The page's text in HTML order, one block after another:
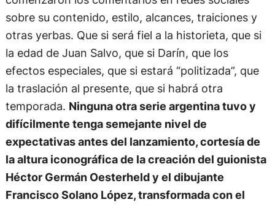
sobre su contenido, estilo, alcances, traiciones y
otras yerbas. Que si será fiel a la historieta, que si
la edad de Juan Salvo, que si Darín, que los
efectos especiales, que si estará “politizada”, que
la traslación al presente, que si habrá otra
temporada. Ninguna otra serie argentina tuvo y
difícilmente tenga semejante nivel de
expectativas antes del lanzamiento, cortesía de
la altura iconográfica de la creación del guionista
Héctor Germán Oesterheld y el dibujante
Francisco Solano López, transformada con el